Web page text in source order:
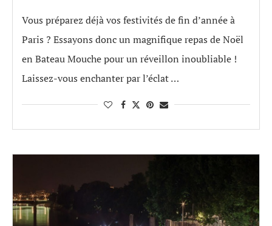
Vous préparez déjà vos festivités de fin d’année à
Paris ? Essayons donc un magnifique repas de Noël
en Bateau Mouche pour un réveillon inoubliable !
Laissez-vous enchanter par l’éclat …